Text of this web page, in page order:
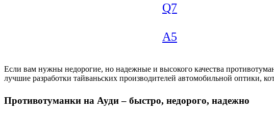
Q7
А5
Если вам нужны недорогие, но надежные и высокого качества
лучшие разработки тайваньских производителей автомобильной оптики,
Противотуманки на Ауди – быстро, недорого, надежно